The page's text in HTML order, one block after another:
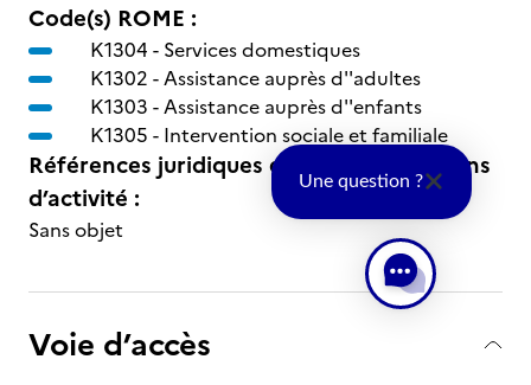
Code(s) ROME :
K1304 - Services domestiques
K1302 -Assistance auprès d''adultes
K1303 -Assistance auprès d''enfants
K1305 - Intervention sociale et familiale
Références juridiques des règlementations
d’activité :
Sans objet
Voie d’accès
Une question ?